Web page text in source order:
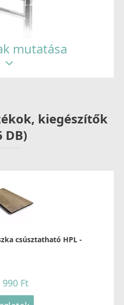
990 Ft
mutatása
kiegészítők
DB)
csúsztatható HPL -
990 Ft